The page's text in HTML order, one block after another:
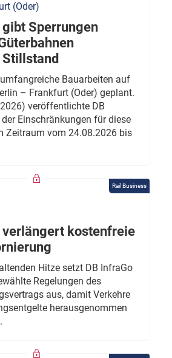
(Oder)
gibt Sperrungen
Bauarbeiten auf
– Frankfurt (Oder) geplant.
veröffentlichte DB
der Einschränkungen für diese
Zeitraum vom 24.08.2026 bis
Rail Business
verlängert kostenfreie
Hitze setzt DB InfraGo
Regelungen des
aus, damit Verkehre
herausgenommen